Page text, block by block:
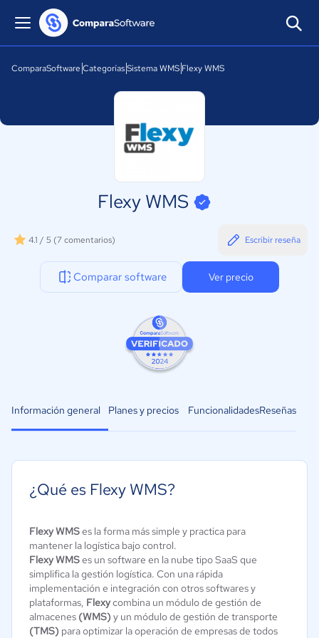
ComparaSoftware CategoríasSistema WMS Flexy WMS
Flexy WMS
4.1 / 5 (7 comentarios) Escribir reseña
Comparar software Ver precio
Información general Planes y precios FuncionalidadesReseñas
¿Qué es Flexy WMS?
Flexy WMSes la forma más simple y practica para
mantener la logística bajo control.
Flexy WMSes un software en la nube tipo SaaS que
simplifica la gestión logística. Con una rápida
implementación e integración con otros softwares y
plataformas, Flexycombina un módulo de gestión de
almacenes (WMS) y un módulo de gestión de transporte
(TMS) para optimizar la operación de empresas de todos